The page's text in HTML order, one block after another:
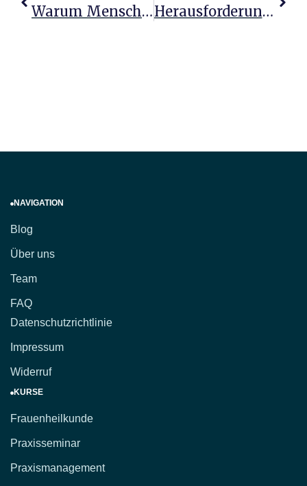
Warum Menschen Heilpraktiker Aufsuchen: Wege Zur Heilung Herausforderung Heilpraktikerprüfung: Dein Weg Zum Erfolg
NAVIGATION
Blog
Über uns
Team
FAQ
Datenschutzrichtlinie
Impressum
Widerruf
KURSE
Frauenheilkunde
Praxisseminar
Praxismanagement